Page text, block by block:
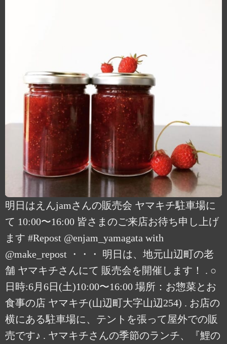
明日はえんjamさんの販売会 ヤマキチ駐車場に
て 10:00〜16:00 皆さまのご来店お待ち申し上げ
ます #Repost @enjam_yamagata with
@make_repost ・・・ 明日は、地元山辺町の老
舗 ヤマキチさんにて 販売会を開催します！ . ○
日時:6月6日(土)10:00〜16:00 場所：お惣菜とお
食事の店 ヤマキチ(山辺町大字山辺254) . お店の
横にある駐車場に、テントを張って屋外での販
売です♪ . ヤマキチさんの季節のランチ、『鯉の